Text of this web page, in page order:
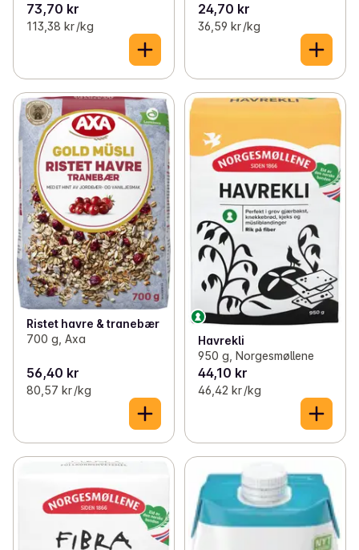
73,70 kr
113,38 kr /kg
24,70 kr
36,59 kr /kg
Ristet havre & tranebær
700 g, Axa
56,40 kr
80,57 kr /kg
Havrekli
950 g, Norgesmøllene
44,10 kr
46,42 kr /kg